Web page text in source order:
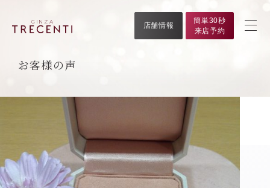
店舗情報
簡単30秒
来店予約
お客様の声